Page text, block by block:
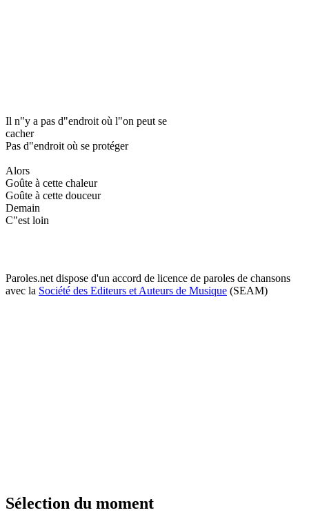
Il n"y a pas d"endroit où l"on peut se
cacher
Pas d"endroit où se protéger
Alors
Goûte à cette chaleur
Goûte à cette douceur
Demain
C"est loin
Paroles.net dispose d'un accord de licence de paroles de chansons
avec la Société des Editeurs et Auteurs de Musique (SEAM)
Sélection du moment